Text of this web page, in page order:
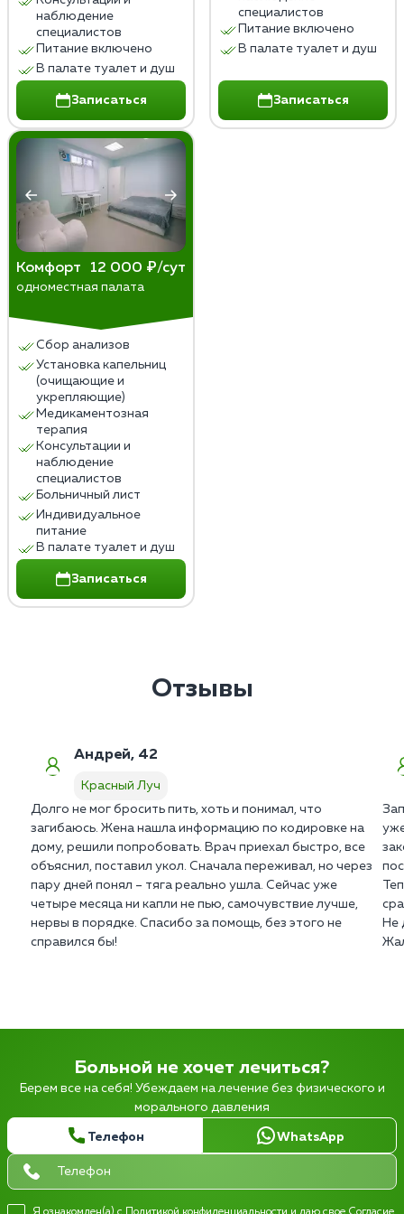
наблюдение
специалистов
Питание включено
В палате туалет и душ
Записаться
специалистов
Питание включено
В палате туалет и душ
Записаться
Комфорт 12 000 ₽/сут
одноместная палата
Сбор анализов
Установка капельниц
(очищающие и
укрепляющие)
Медикаментозная
терапия
Консультации и
наблюдение
специалистов
Больничный лист
Индивидуальное
питание
В палате туалет и душ
Записаться
Отзывы
Андрей, 42
Красный Луч
Долго не мог бросить пить, хоть и понимал, что
загибаюсь. Жена нашла информацию по кодировке на
дому, решили попробовать. Врач приехал быстро, все
объяснил, поставил укол. Сначала переживал, но через
пару дней понял – тяга реально ушла. Сейчас уже
четыре месяца ни капли не пью, самочувствие лучше,
нервы в порядке. Спасибо за помощь, без этого не
справился бы!
Не
Больной не хочет лечиться?
Берем все на себя! Убеждаем на лечение без физического и
морального давления
Телефон WhatsApp